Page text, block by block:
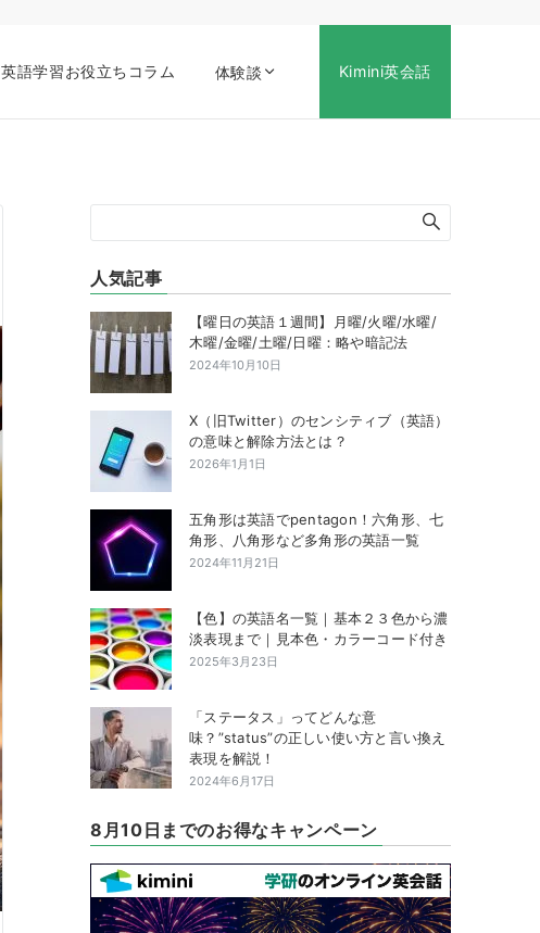
英語学習お役立ちコラム 体験談 Kimini英会話
人気記事
【曜日の英語１週間】月曜/火曜/水曜/
木曜/金曜/土曜/日曜：略や暗記法
2024年10月10日
X（旧Twitter）のセンシティブ（英語）
の意味と解除方法とは？
2026年1月1日
五角形は英語でpentagon！六角形、七
角形、八角形など多角形の英語一覧
2024年11月21日
【色】の英語名一覧｜基本２３色から濃
淡表現まで｜見本色・カラーコード付き
2025年3月23日
「ステータス」ってどんな意
味？”status”の正しい使い方と言い換え
表現を解説！
2024年6月17日
8月10日までのお得なキャンペーン